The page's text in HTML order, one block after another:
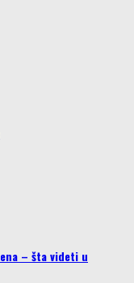
– šta videti u